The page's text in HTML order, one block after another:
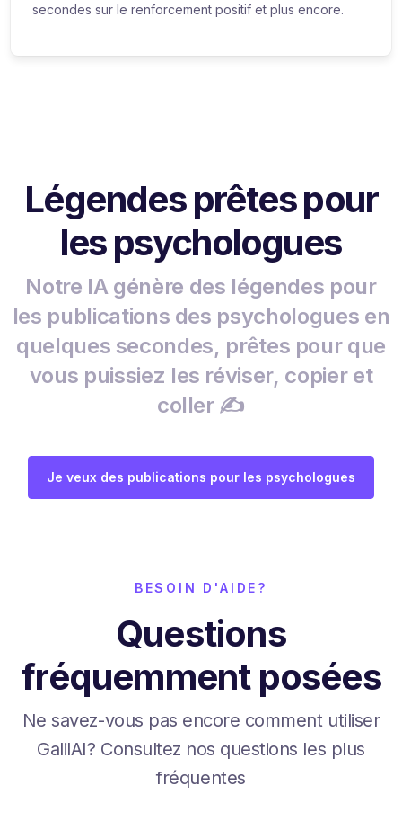
secondes sur le renforcement positif et plus encore.
Légendes prêtes pour
les psychologues
Notre IA génère des légendes pour
les publications des psychologues en
quelques secondes, prêtes pour que
vous puissiez les réviser, copier et
coller ✍️
Je veux des publications pour les psychologues
BESOIN D'AIDE?
Questions
fréquemment posées
Ne savez-vous pas encore comment utiliser
GalilAI? Consultez nos questions les plus
fréquentes